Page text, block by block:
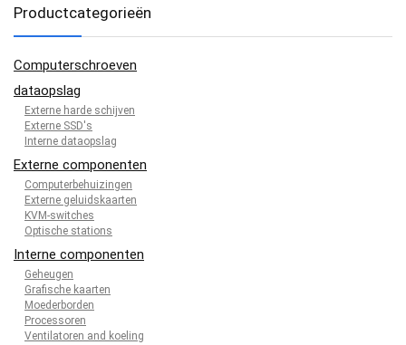
Productcategorieën
Computerschroeven
dataopslag
Externe harde schijven
Externe SSD's
Interne dataopslag
Externe componenten
Computerbehuizingen
Externe geluidskaarten
KVM-switches
Optische stations
Interne componenten
Geheugen
Grafische kaarten
Moederborden
Processoren
Ventilatoren and koeling